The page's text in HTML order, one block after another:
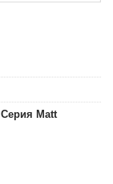
Серия Matt